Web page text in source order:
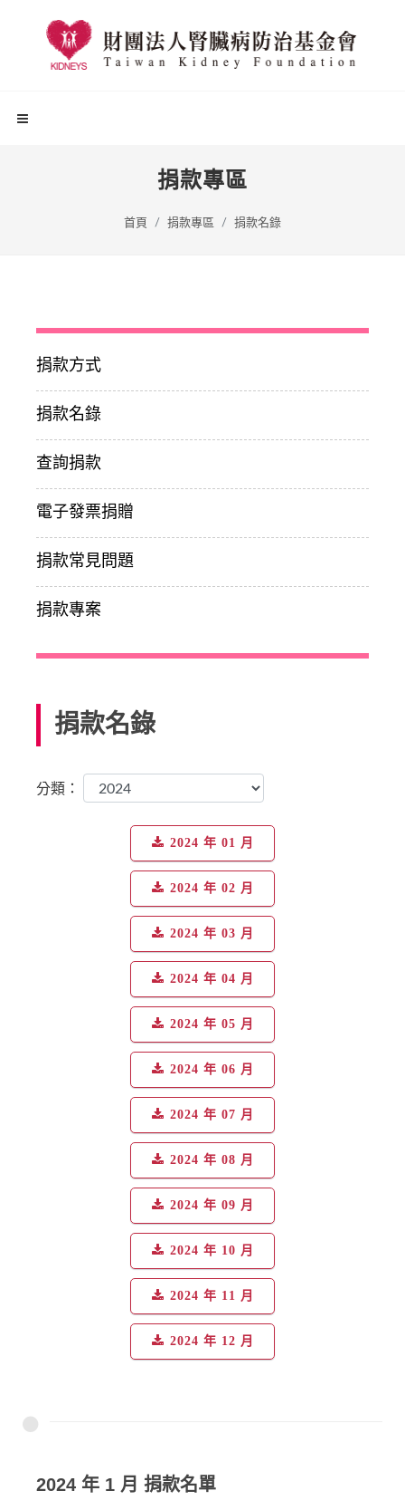
捐款專區
首頁 捐款專區 捐款名錄
捐款方式
捐款名錄
查詢捐款
電子發票捐贈
捐款常見問題
捐款專案
捐款名錄
分類：
2024 年 01 月
2024 年 02 月
2024 年 03 月
2024 年 04 月
2024 年 05 月
2024 年 06 月
2024 年 07 月
2024 年 08 月
2024 年 09 月
2024 年 10 月
2024 年 11 月
2024 年 12 月
2024 年 1 月 捐款名單